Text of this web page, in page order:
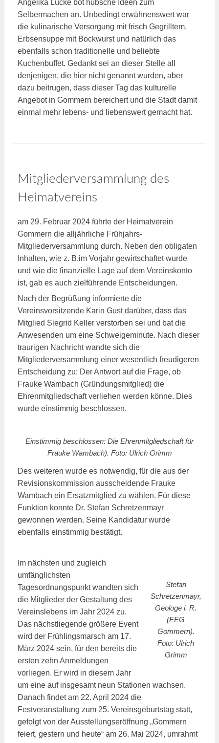
Angelika Lücke bot hübsche Ideen zum
Selbermachen an. Unbedingt erwähnenswert war
die kulinarische Versorgung mit frisch Gegrilltem,
Erbsensuppe mit Bockwurst und natürlich das
ebenfalls schon traditionelle und beliebte
Kuchenbuffet. Gedankt sei an dieser Stelle all
denjenigen, die hier nicht genannt wurden, aber
dazu beitrugen, dass dieser Tag das kulturelle
Angebot in Gommern bereichert und die Stadt damit
einmal mehr lebens- und liebenswert gemacht hat.
Mitgliederversammlung des
Heimatvereins
am 29. Februar 2024 führte der Heimatverein
Gommern die alljährliche Frühjahrs-
Mitgliederversammlung durch. Neben den obligaten
Inhalten, wie z. B.im Vorjahr gewirtschaftet wurde
und wie die finanzielle Lage auf dem Vereinskonto
ist, gab es auch zielführende Entscheidungen.
Nach der Begrüßung informierte die
Vereinsvorsitzende Karin Gust darüber, dass das
Mitglied Siegrid Keller verstorben sei und bat die
Anwesenden um eine Schweigeminute. Nach dieser
traurigen Nachricht wandte sich die
Mitgliederversammlung einer wesentlich freudigeren
Entscheidung zu: Der Antwort auf die Frage, ob
Frauke Wambach (Gründungsmitglied) die
Ehrenmitgliedschaft verliehen werden könne. Dies
wurde einstimmig beschlossen.
Einstimmig beschlossen: Die Ehrenmitgliedschaft für
Frauke Wambach). Foto: Ulrich Grimm
Des weiteren wurde es notwendig, für die aus der
Revisionskommission ausscheidende Frauke
Wambach ein Ersatzmitglied zu wählen. Für diese
Funktion konnte Dr. Stefan Schretzenmayr
gewonnen werden. Seine Kandidatur wurde
ebenfalls einstimmig bestätigt.
Stefan
Schretzenmayr,
Geologe i. R.
(EEG
Gommern).
Foto: Ulrich
Grimm
Im nächsten und zugleich
umfänglichsten
Tagesordnungspunkt wandten sich
die Mitglieder der Gestaltung des
Vereinslebens im Jahr 2024 zu.
Das nächstliegende größere Event
wird der Frühlingsmarsch am 17.
März 2024 sein, für den bereits die
ersten zehn Anmeldungen
vorliegen. Er wird in diesem Jahr
um eine auf insgesamt neun Stationen wachsen.
Danach findet am 22. April 2024 die
Festveranstaltung zum 25. Vereinsgeburtstag statt,
gefolgt von der Ausstellungseröffnung „Gommern
feiert, gestern und heute“ am 26. Mai 2024, umrahmt